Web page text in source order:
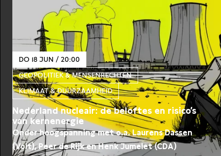
informatieoorlog, ook gericht op het Westen. Het
Kremlin verspreidt actief narratieven
DO 18 JUN / 20:00
GEOPOLITIEK & MENSENRECHTEN
KLIMAAT & DUURZAAMHEID
Nederland nucleair: de beloftes en risico’s
van kernenergie
Onder hoogspanning met o.a. Laurens Dassen
(Volt), Peer de Rijk en Henk Jumelet (CDA)